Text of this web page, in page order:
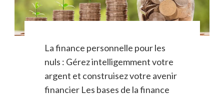
La finance personnelle pour les
nuls : Gérez intelligemment votre
argent et construisez votre avenir
financier Les bases de la finance